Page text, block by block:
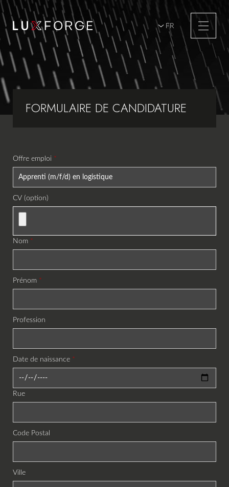
FR
DE
d'extérieur
vue FORMULAIRE DE CANDIDATURE
Offre emploi
CV (option)
Nom
Prénom
Profession
Date de naissance
Rue
Code Postal
Ville